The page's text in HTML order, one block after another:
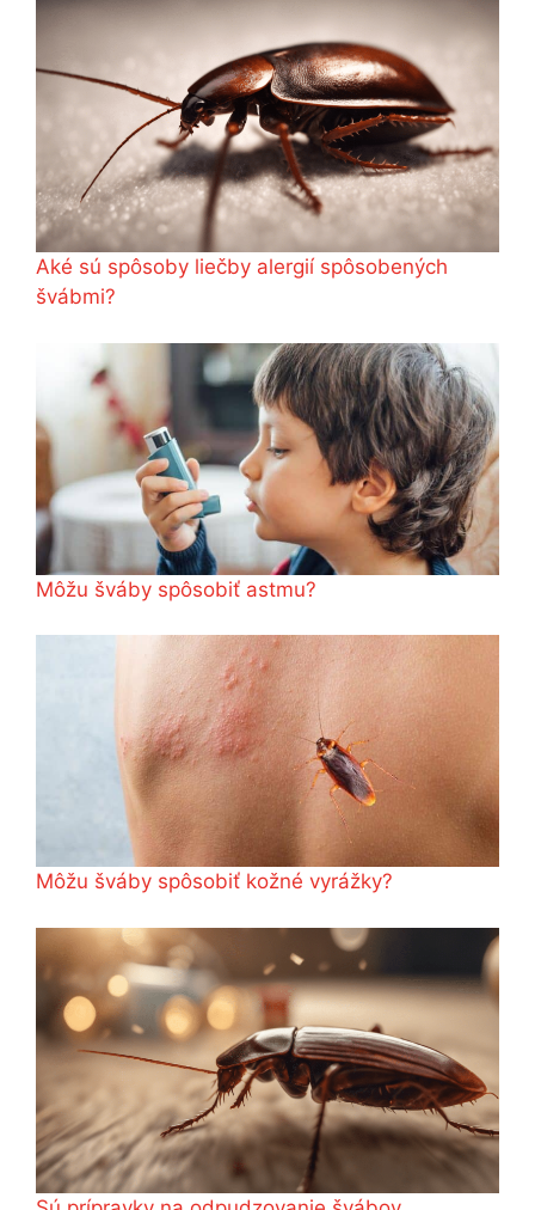
Aké sú spôsoby liečby alergií spôsobených
švábmi?
Môžu šváby spôsobiť astmu?
Môžu šváby spôsobiť kožné vyrážky?